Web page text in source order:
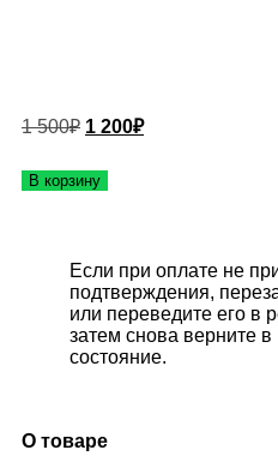
1 500₽ 1 200₽
В корзину
Если при оплате не
подтверждения,
или переведите его в
затем снова верните
состояние.
О товаре